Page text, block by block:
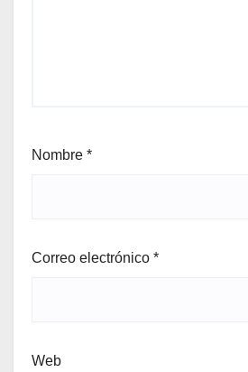
Nombre *
Correo electrónico *
Web